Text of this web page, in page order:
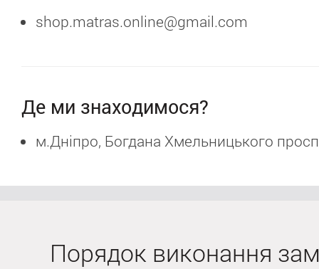
shop.matras.online@gmail.com
Де ми знаходимося?
м.Дніпро, Богдана Хмельницького
Порядок виконання